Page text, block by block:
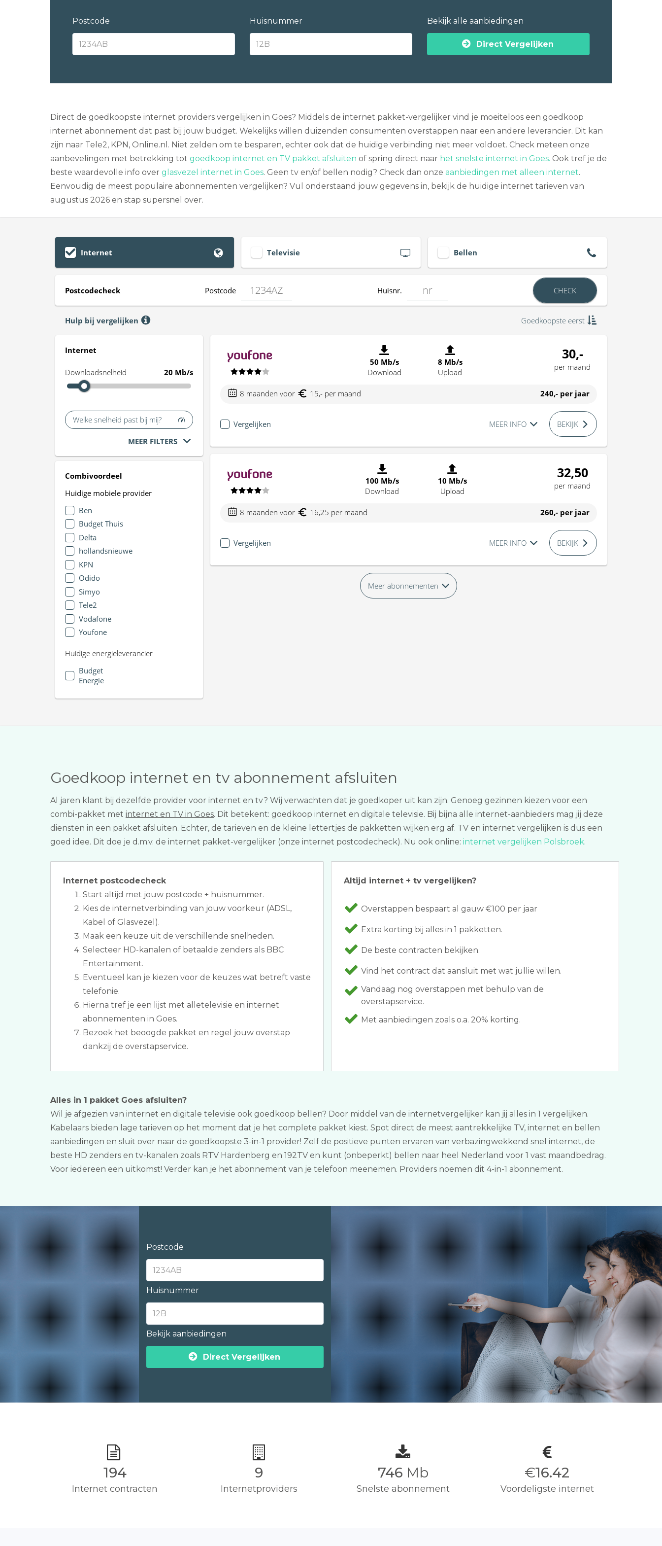
Postcode Huisnummer Bekijk alle aanbiedingen
Direct Vergelijken
Direct de goedkoopste internet providers vergelijken in Goes? Middels de internet pakket-vergelijker vind je moeiteloos een goedkoop
internet abonnement dat past bij jouw budget. Wekelijks willen duizenden consumenten overstappen naar een andere leverancier. Dit kan
zijn naar Tele2, KPN, Online.nl. Niet zelden om te besparen, echter ook dat de huidige verbinding niet meer voldoet. Check meteen onze
aanbevelingen met betrekking tot goedkoop internet en TV pakket afsluiten of spring direct naar het snelste internet in Goes. Ook tref je de
beste waardevolle info over glasvezel internet in Goes. Geen tv en/of bellen nodig? Check dan onze aanbiedingen met alleen internet.
Eenvoudig de meest populaire abonnementen vergelijken? Vul onderstaand jouw gegevens in, bekijk de huidige internet tarieven van
augustus 2026 en stap supersnel over.
Internet Televisie Bellen
Postcodecheck Postcode Huisnr. CHECK
Hulp bij vergelijken Goedkoopste eerst
Internet
Downloadsnelheid 20 Mb/s
Welke snelheid past bij mij?
MEER FILTERS
Combivoordeel
Huidige mobiele provider
Ben
Budget Thuis
Delta
hollandsnieuwe
KPN
Odido
Simyo
Tele2
Vodafone
Youfone
Huidige energieleverancier
Budget
Energie
50 Mb/s
Download
8 Mb/s
Upload
30,-
per maand
8 maanden voor 15,- per maand 240,- per jaar
Vergelijken MEER INFO BEKIJK
100 Mb/s
Download
10 Mb/s
Upload
32,50
per maand
8 maanden voor 16,25 per maand 260,- per jaar
Vergelijken MEER INFO BEKIJK
Meer abonnementen
Goedkoop internet en tv abonnement afsluiten
Al jaren klant bij dezelfde provider voor internet en tv? Wij verwachten dat je goedkoper uit kan zijn. Genoeg gezinnen kiezen voor een
combi-pakket met internet en TV in Goes. Dit betekent: goedkoop internet en digitale televisie. Bij bijna alle internet-aanbieders mag jij deze
diensten in een pakket afsluiten. Echter, de tarieven en de kleine lettertjes de pakketten wijken erg af. TV en internet vergelijken is dus een
goed idee. Dit doe je d.m.v. de internet pakket-vergelijker (onze internet postcodecheck). Nu ook online: internet vergelijken Polsbroek.
Internet postcodecheck
Start altijd met jouw postcode + huisnummer.
Kies de internetverbinding van jouw voorkeur (ADSL,
Kabel of Glasvezel).
Maak een keuze uit de verschillende snelheden.
Selecteer HD-kanalen of betaalde zenders als BBC
Entertainment.
Eventueel kan je kiezen voor de keuzes wat betreft vaste
telefonie.
Hierna tref je een lijst met alletelevisie en internet
abonnementen in Goes.
Bezoek het beoogde pakket en regel jouw overstap
dankzij de overstapservice.
Altijd internet + tv vergelijken?
Overstappen bespaart al gauw €100 per jaar
Extra korting bij alles in 1 pakketten.
De beste contracten bekijken.
Vind het contract dat aansluit met wat jullie willen.
Vandaag nog overstappen met behulp van de
overstapservice.
Met aanbiedingen zoals o.a. 20% korting.
Alles in 1 pakket Goes afsluiten?
Wil je afgezien van internet en digitale televisie ook goedkoop bellen? Door middel van de internetvergelijker kan jij alles in 1 vergelijken.
Kabelaars bieden lage tarieven op het moment dat je het complete pakket kiest. Spot direct de meest aantrekkelijke TV, internet en bellen
aanbiedingen en sluit over naar de goedkoopste 3-in-1 provider! Zelf de positieve punten ervaren van verbazingwekkend snel internet, de
beste HD zenders en tv-kanalen zoals RTV Hardenberg en 192TV en kunt (onbeperkt) bellen naar heel Nederland voor 1 vast maandbedrag.
Voor iedereen een uitkomst! Verder kan je het abonnement van je telefoon meenemen. Providers noemen dit 4-in-1 abonnement.
Postcode
Huisnummer
Bekijk aanbiedingen
Direct Vergelijken
195
Internet contracten
9
Internetproviders
750 Mb
Snelste abonnement
€16.50
Voordeligste internet